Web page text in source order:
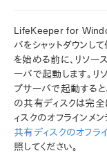
クラウド環境
について
LifeKeeper for
LifeKeeper for
ン
LifeKeeper for
バをシャットダウンし
を始める前に、リソー
ーバで起動します。リ
プサーバで起動する
の共有ディスクは完
ィスクのオフラインメ
共有ディスクのオフラ
照してください。